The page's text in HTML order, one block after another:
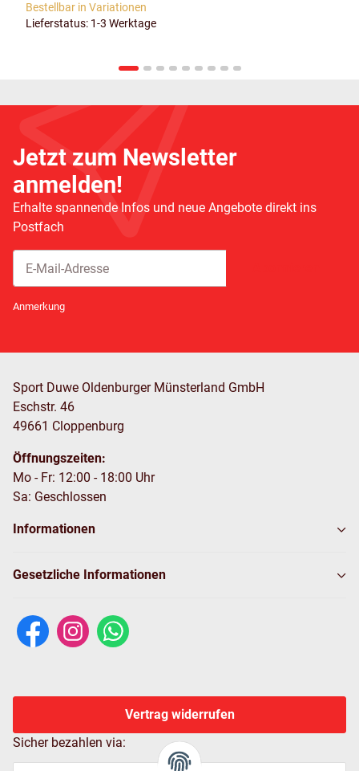
Bestellbar in Variationen
Lieferstatus: 1-3 Werktage
Jetzt zum Newsletter
anmelden!
Erhalte spannende Infos und neue Angebote direkt ins
Postfach
Anmerkung
Sport Duwe Oldenburger Münsterland GmbH
Eschstr. 46
49661 Cloppenburg
Öffnungszeiten:
Mo - Fr: 12:00 - 18:00 Uhr
Sa: Geschlossen
Informationen
Gesetzliche Informationen
Vertrag widerrufen
Sicher bezahlen via: